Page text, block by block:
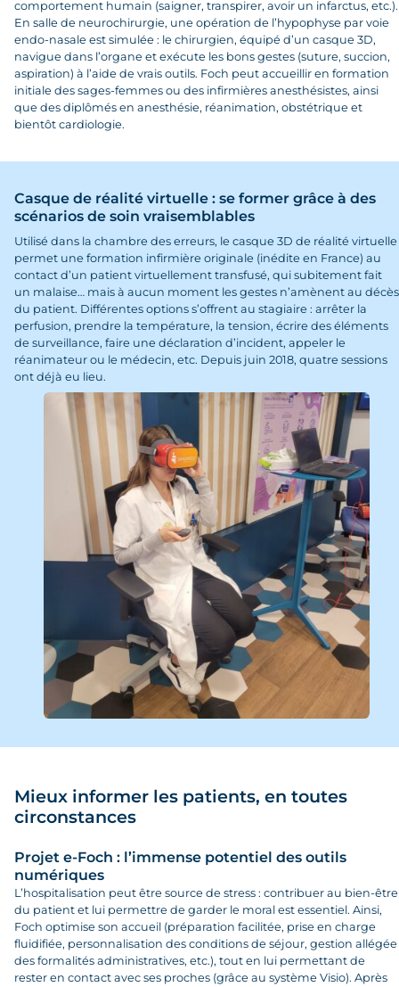
comportement humain (saigner, transpirer, avoir un infarctus, etc.).
En salle de neurochirurgie, une opération de l’hypophyse par voie
endo-nasale est simulée : le chirurgien, équipé d’un casque 3D,
navigue dans l’organe et exécute les bons gestes (suture, succion,
aspiration) à l’aide de vrais outils. Foch peut accueillir en formation
initiale des sages-femmes ou des infirmières anesthésistes, ainsi
que des diplômés en anesthésie, réanimation, obstétrique et
bientôt cardiologie.
Casque de réalité virtuelle : se former grâce à des
scénarios de soin vraisemblables
Utilisé dans la chambre des erreurs, le casque 3D de réalité virtuelle
permet une formation infirmière originale (inédite en France) au
contact d’un patient virtuellement transfusé, qui subitement fait
un malaise… mais à aucun moment les gestes n’amènent au décès
du patient. Différentes options s’offrent au stagiaire : arrêter la
perfusion, prendre la température, la tension, écrire des éléments
de surveillance, faire une déclaration d’incident, appeler le
réanimateur ou le médecin, etc. Depuis juin 2018, quatre sessions
ont déjà eu lieu.
Mieux informer les patients, en toutes
circonstances
Projet e-Foch : l’immense potentiel des outils
numériques
L’hospitalisation peut être source de stress : contribuer au bien-être
du patient et lui permettre de garder le moral est essentiel. Ainsi,
Foch optimise son accueil (préparation facilitée, prise en charge
fluidifiée, personnalisation des conditions de séjour, gestion allégée
des formalités administratives, etc.), tout en lui permettant de
rester en contact avec ses proches (grâce au système Visio). Après